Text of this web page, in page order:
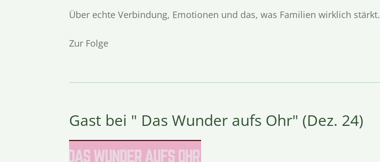
Über echte Verbindung, Emotionen und das, was Familien wirklich stärkt.
Zur Folge
Gast bei " Das Wunder aufs Ohr" (Dez. 24)